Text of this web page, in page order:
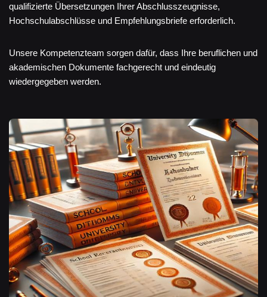
qualifizierte Übersetzungen Ihrer Abschlusszeugnisse,
Hochschulabschlüsse und Empfehlungsbriefe erforderlich.
Unsere Kompetenzteam sorgen dafür, dass Ihre beruflichen und
akademischen Dokumente fachgerecht und eindeutig
wiedergegeben werden.